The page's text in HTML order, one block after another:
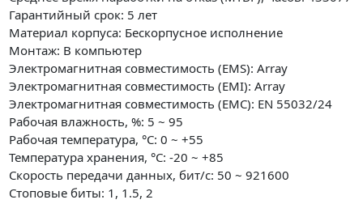
Гарантийный срок: 5 лет
Материал корпуса: Бескорпусное исполнение
Монтаж: В компьютер
Электромагнитная совместимость (EMS): Array
Электромагнитная совместимость (EMI): Array
Электромагнитная совместимость (EMC): EN 55032/24
Рабочая влажность, %: 5 ~ 95
Рабочая температура, °C: 0 ~ +55
Температура хранения, °C: -20 ~ +85
Скорость передачи данных, бит/с: 50 ~ 921600
Стоповые биты: 1, 1.5, 2